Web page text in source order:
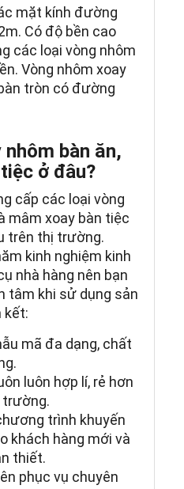
mặt kính đường
Có độ bền cao
các loại vòng nhôm
Vòng nhôm xoay
tròn có đường
bàn ăn,
ở đâu?
cấp các loại vòng
mâm xoay bàn tiệc
trên thị trường.
kinh nghiệm kinh
nhà hàng nên bạn
tâm khi sử dụng sản
kết:
mã đa dạng, chất
luôn hợp lí, rẻ hơn
trường.
trình khuyến
khách hàng mới và
thiết.
phục vụ chuyên